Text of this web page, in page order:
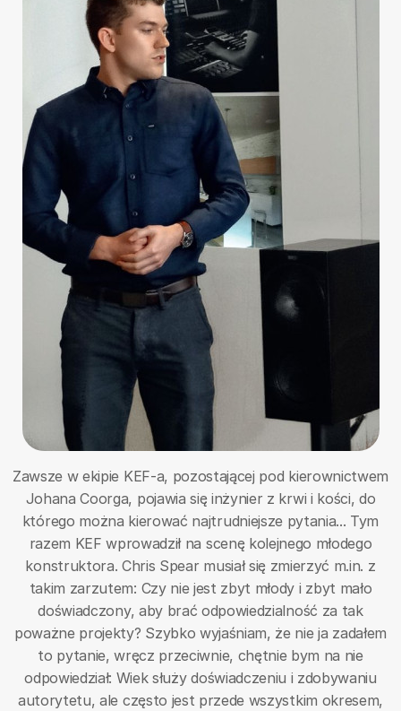
Zawsze w ekipie KEF-a, pozostającej pod kierownictwem
Johana Coorga, pojawia się inżynier z krwi i kości, do
którego można kierować najtrudniejsze pytania... Tym
razem KEF wprowadził na scenę kolejnego młodego
konstruktora. Chris Spear musiał się zmierzyć m.in. z
takim zarzutem: Czy nie jest zbyt młody i zbyt mało
doświadczony, aby brać odpowiedzialność za tak
poważne projekty? Szybko wyjaśniam, że nie ja zadałem
to pytanie, wręcz przeciwnie, chętnie bym na nie
odpowiedział: Wiek służy doświadczeniu i zdobywaniu
autorytetu, ale często jest przede wszystkim okresem,